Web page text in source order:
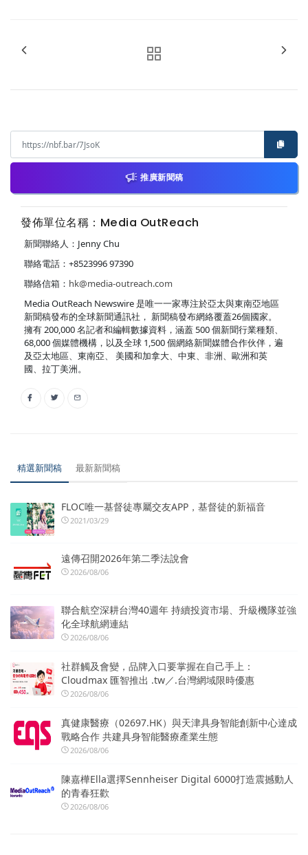
推廣新聞稿
發佈單位名稱：Media OutReach
新聞聯絡人：Jenny Chu
聯絡電話：+8523996 97390
聯絡信箱： hk@media-outreach.com
Media OutReach Newswire 是唯一一家專注於亞太與東南亞地區
新聞稿發布的全球新聞通訊社， 新聞稿發布網絡覆蓋26個國家。
擁有 200,000 名記者和編輯數據資料，涵蓋 500 個新聞行業種類、
68,000 個媒體機構，以及全球 1,500 個網絡新聞媒體合作伙伴，遍
及亞太地區、東南亞、 美國和加拿大、中東、非洲、歐洲和英
國、拉丁美洲。
精選新聞稿 最新新聞稿
FLOC唯一基督徒專屬交友APP，基督徒的新福音
2021/03/29
遠傳召開2026年第二季法說會
2026/08/06
聯合航空深耕台灣40週年 持續投資市場、升級機隊並強
化全球航網連結
2026/08/06
社群觸及會變，品牌入口要掌握在自己手上：
Cloudmax 匯智推出 .tw／.台灣網域限時優惠
2026/08/06
真健康醫療（02697.HK）與天津具身智能創新中心達成
戰略合作 共建具身智能醫療產業生態
2026/08/06
陳嘉樺Ella選擇Sennheiser Digital 6000打造震撼動人
的青春狂歡
2026/08/06